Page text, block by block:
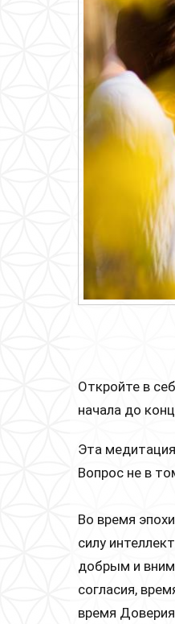
Откройте в
начала до
Эта
Вопрос не в
Во время
силу
добрым и
согласия,
время